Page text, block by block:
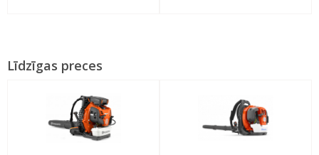
Līdzīgas preces